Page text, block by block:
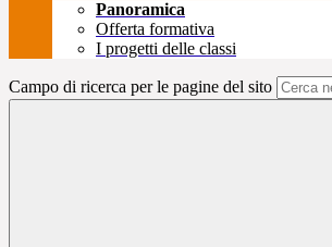
Panoramica
Offerta formativa
I progetti delle classi
Campo di ricerca per le pagine del sito